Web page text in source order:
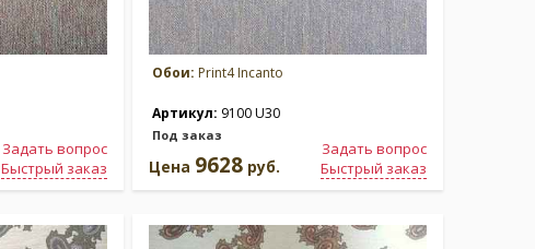
Задать вопрос
Быстрый заказ
Обои: Print4 Incanto
Артикул: 9100 U30
Под заказ
Задать вопрос
Быстрый заказ
Цена 9628 руб.